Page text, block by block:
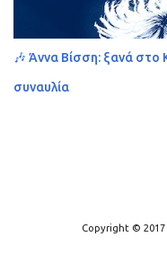
🎶 Άννα Βίσση: ξανά στο
συναυλία
Copyright © 2017